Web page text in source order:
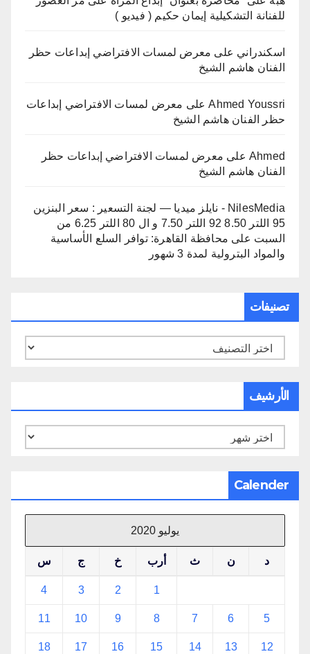
للفنانة التشكيلية إيمان حكيم ( فيديو )
اسكندراني على معرض لمسات الافتراضي إبداعات حظر
الفنان هاشم الشيخ
Ahmed Youssriعلى معرض لمسات الافتراضي إبداعات
حظر الفنان هاشم الشيخ
Ahmed على معرض لمسات الافتراضي إبداعات حظر
الفنان هاشم الشيخ
NilesMedia - نايلز ميديا — لجنة التسعير : سعر البنزين
95 اللتر 8.50 92 اللتر 7.50 و ال 80 اللتر 6.25 من
السبت على محافظة القاهرة: توافر السلع الأساسية
والمواد البترولية لمدة 3 شهور
تصنيفات
تصنيفات
الأرشيف
الأرشيف
Calender
يوليو 2020
د ن ث أرب خ ج س
1
2
3
4
5
6
7
8
9
10
11
12
13
14
15
16
17
18